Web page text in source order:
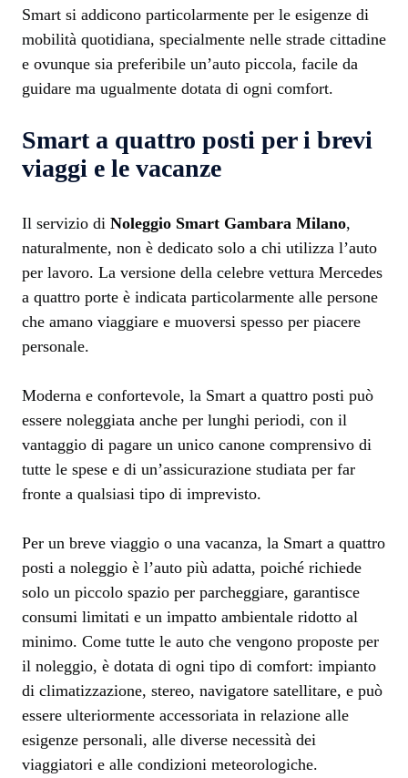
Smart si addicono particolarmente per le esigenze di
mobilità quotidiana, specialmente nelle strade cittadine
e ovunque sia preferibile un’auto piccola, facile da
guidare ma ugualmente dotata di ogni comfort.
Smart a quattro posti per i brevi
viaggi e le vacanze
Il servizio di Noleggio Smart Gambara Milano,
naturalmente, non è dedicato solo a chi utilizza l’auto
per lavoro. La versione della celebre vettura Mercedes
a quattro porte è indicata particolarmente alle persone
che amano viaggiare e muoversi spesso per piacere
personale.
Moderna e confortevole, la Smart a quattro posti può
essere noleggiata anche per lunghi periodi, con il
vantaggio di pagare un unico canone comprensivo di
tutte le spese e di un’assicurazione studiata per far
fronte a qualsiasi tipo di imprevisto.
Per un breve viaggio o una vacanza, la Smart a quattro
posti a noleggio è l’auto più adatta, poiché richiede
solo un piccolo spazio per parcheggiare, garantisce
consumi limitati e un impatto ambientale ridotto al
minimo. Come tutte le auto che vengono proposte per
il noleggio, è dotata di ogni tipo di comfort: impianto
di climatizzazione, stereo, navigatore satellitare, e può
essere ulteriormente accessoriata in relazione alle
esigenze personali, alle diverse necessità dei
viaggiatori e alle condizioni meteorologiche.